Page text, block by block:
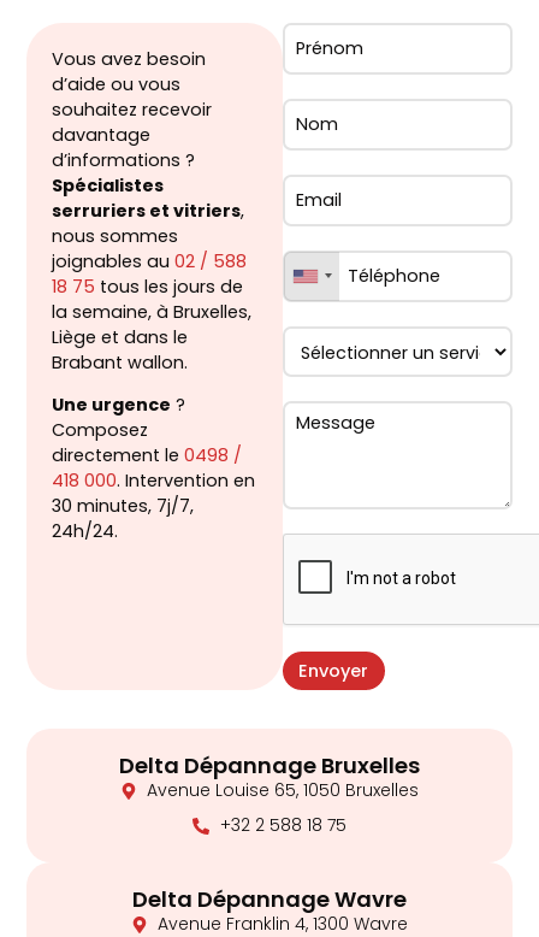
Vous avez besoin
d’aide ou vous
souhaitez recevoir
davantage
d’informations ?
Spécialistes
serruriers et vitriers,
nous sommes
joignables au 02 / 588
18 75 tous les jours de
la semaine, à Bruxelles,
Liège et dans le
Brabant wallon.
Une urgence ?
Composez
directement le 0498 /
418 000. Intervention en
30 minutes, 7j/7,
24h/24.
Envoyer
Delta Dépannage Bruxelles
Avenue Louise 65, 1050 Bruxelles
+32 2 588 18 75
Delta Dépannage Wavre
Avenue Franklin 4, 1300 Wavre